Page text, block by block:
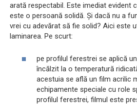
arată respectabil. Este imediat evident
este o persoană solidă. Și dacă nu a
vrei cu adevărat să fie solid? Aici este
laminarea. Pe scurt:
pe profilul ferestrei se aplică
încălzit la o temperatură
acestuia se află un film acrilic
echipamente speciale cu role
profilul ferestrei, filmul este